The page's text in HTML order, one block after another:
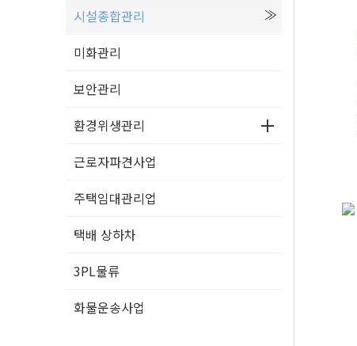
시설종합관리
미화관리
보안관리
환경위생관리
근로자파견사업
주택임대관리업
택배 상하차
3PL물류
화물운송사업